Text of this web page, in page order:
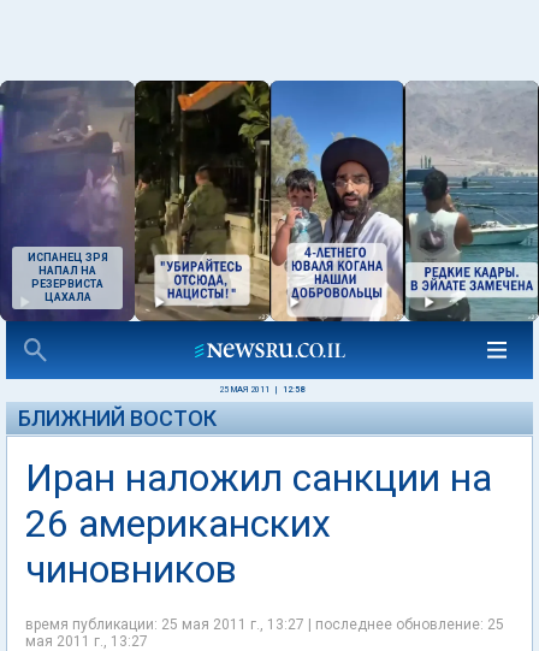
ИСПАНЕЦ ЗРЯ
НАПАЛ НА
РЕЗЕРВИСТА
ЦАХАЛА
25 МАЯ 2011 12:58
БЛИЖНИЙ ВОСТОК
Иран наложил санкции на
26 американских
чиновников
время публикации: 25 мая 2011 г., 13:27 | последнее обновление: 25
мая 2011 г., 13:27